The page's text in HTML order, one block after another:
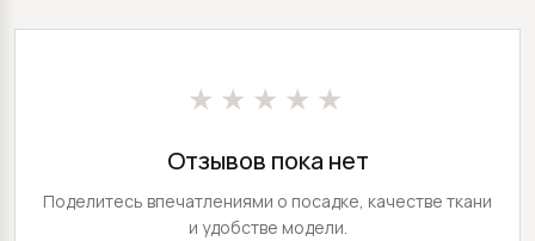
★★★★★
Отзывов пока нет
Поделитесь впечатлениями о посадке, качестве ткани
и удобстве модели.